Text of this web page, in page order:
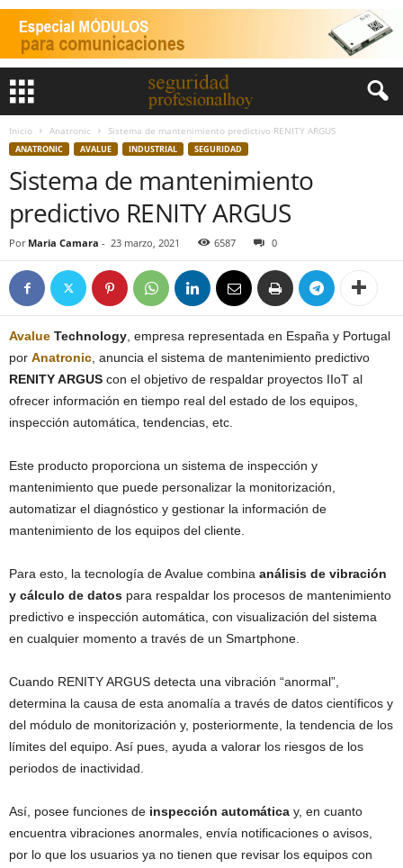
Inicio Anatronic Sistema de mantenimiento predictivo RENITY ARGUS
ANATRONIC AVALUE INDUSTRIAL SEGURIDAD
Sistema de mantenimiento
predictivo RENITY ARGUS
Por Maria Camara - 23 marzo, 2021 6587 0
Avalue Technology , empresa representada en España y Portugal
por Anatronic , anuncia el sistema de mantenimiento predictivo
RENITY ARGUS con el objetivo de respaldar proyectos IIoT al
ofrecer información en tiempo real del estado de los equipos,
inspección automática, tendencias, etc.
Este producto proporciona un sistema de inspección y
mantenimiento que puede personalizar la monitorización,
automatizar el diagnóstico y gestionar la información de
mantenimiento de los equipos del cliente.
Para esto, la tecnología de Avalue combina análisis de vibración
y cálculo de datos para respaldar los procesos de mantenimiento
predictivo e inspección automática, con visualización del sistema
en cualquier momento a través de un Smartphone.
Cuando RENITY ARGUS detecta una vibración “anormal”,
determina la causa de esta anomalía a través de datos científicos y
del módulo de monitorización y, posteriormente, la tendencia de los
límites del equipo. Así pues, ayuda a valorar los riesgos de los
periodos de inactividad.
Así, posee funciones de inspección automática y, en cuanto
encuentra vibraciones anormales, envía notificaciones o avisos,
por lo que los usuarios ya no tienen que revisar los equipos con